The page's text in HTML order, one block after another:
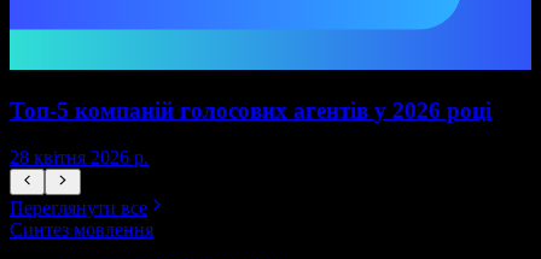
Топ-5 компаній голосових агентів у 2026 році
28 квітня 2026 р.
Переглянути все
Синтез мовлення